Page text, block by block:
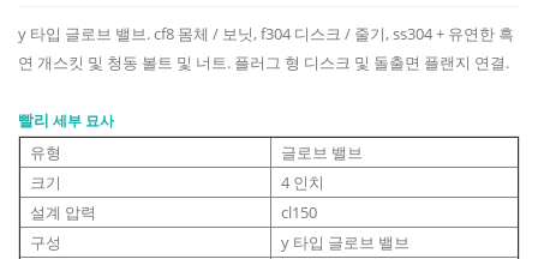
y 타입 글로브 밸브. cf8 몸체 / 보닛, f304 디스크 / 줄기, ss304 + 유연한 흑
연 개스킷 및 청동 볼트 및 너트. 플러그 형 디스크 및 돌출면 플랜지 연결.
빨리 세부 묘사
유형
글로브 밸브
크기
4 인치
설계 압력
cl150
구성
y 타입 글로브 밸브